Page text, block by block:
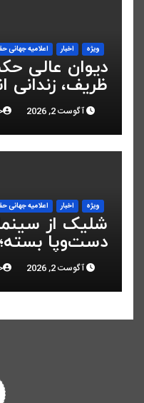
ویژه اخبار اعلاميه جهانی
دیوان عالی
ظریف، زندانی
کردآگوست 2, 2026
ویژه اخبار اعلاميه جهانی
شلیک از
دست‌وپا
ملی در البرز
آگوست 2, 2026